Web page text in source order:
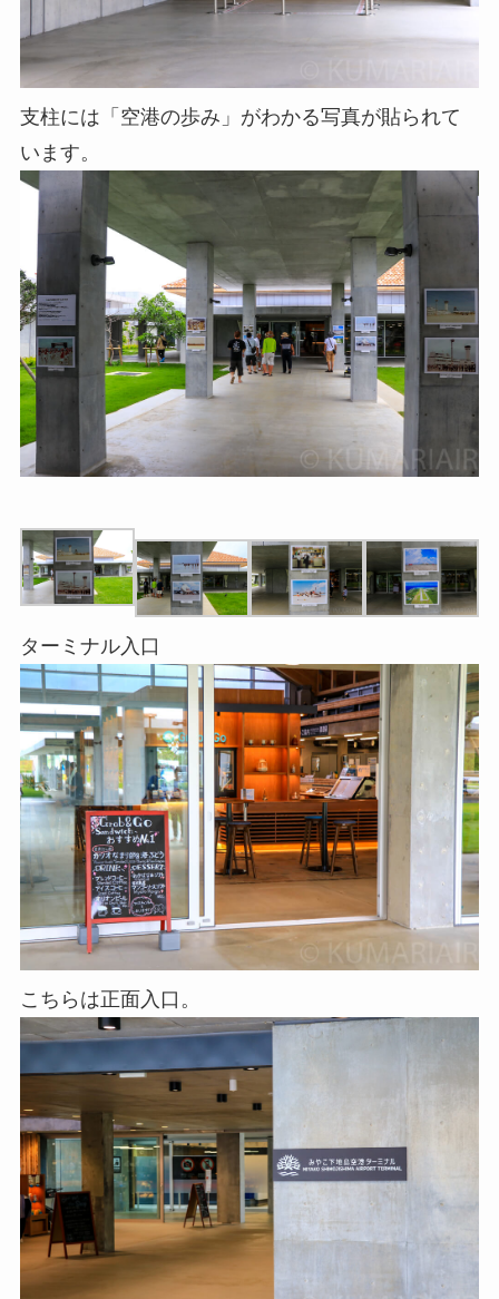
支柱には「空港の歩み」がわかる写真が貼られて
います。
ターミナル入口
こちらは正面入口。